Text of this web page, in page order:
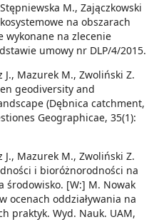
M., Zajączkowski
na obszarach
wykonane na zlecenie
umowy nr DLP/4/2015.
J., Mazurek M., Zwoliński Z.
geodiversity and
(Dębnica catchment,
Geographicae, 35(1):
J., Mazurek M., Zwoliński Z.
i bioróżnorodności na
środowisko. [W:] M. Nowak
ocenach oddziaływania na
praktyk. Wyd. Nauk. UAM,